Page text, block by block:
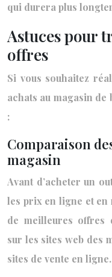
qui durera plus
Astuces pour
offres
Si vous souhaitez
achats au magasin
:
Comparaison
magasin
Avant d’acheter un
les prix en ligne et en
de meilleures offres
sur les sites web des
sites de vente en ligne.